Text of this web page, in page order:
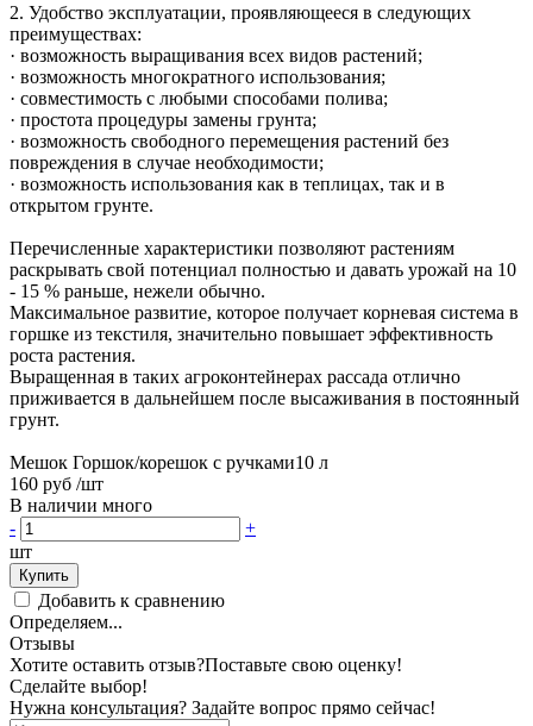
2. Удобство эксплуатации, проявляющееся в следующих
преимуществах:
· возможность выращивания всех видов растений;
· возможность многократного использования;
· совместимость с любыми способами полива;
· простота процедуры замены грунта;
· возможность свободного перемещения растений без
повреждения в случае необходимости;
· возможность использования как в теплицах, так и в
открытом грунте.
Перечисленные характеристики позволяют растениям
раскрывать свой потенциал полностью и давать урожай на 10
- 15 % раньше, нежели обычно.
Максимальное развитие, которое получает корневая система в
горшке из текстиля, значительно повышает эффективность
роста растения.
Выращенная в таких агроконтейнерах рассада отлично
приживается в дальнейшем после высаживания в постоянный
грунт.
Мешок Горшок/корешок с ручками10 л
160 руб /шт
В наличии много
-
+
шт
Купить
Добавить к сравнению
Определяем...
Отзывы
Хотите оставить отзыв?Поставьте свою оценку!
Сделайте выбор!
Нужна консультация? Задайте вопрос прямо сейчас!